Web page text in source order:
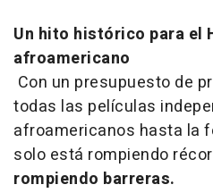
Un hito histórico para el
afroamericano
Con un presupuesto de
todas las películas
afroamericanos hasta la
solo está rompiendo
rompiendo barreras.